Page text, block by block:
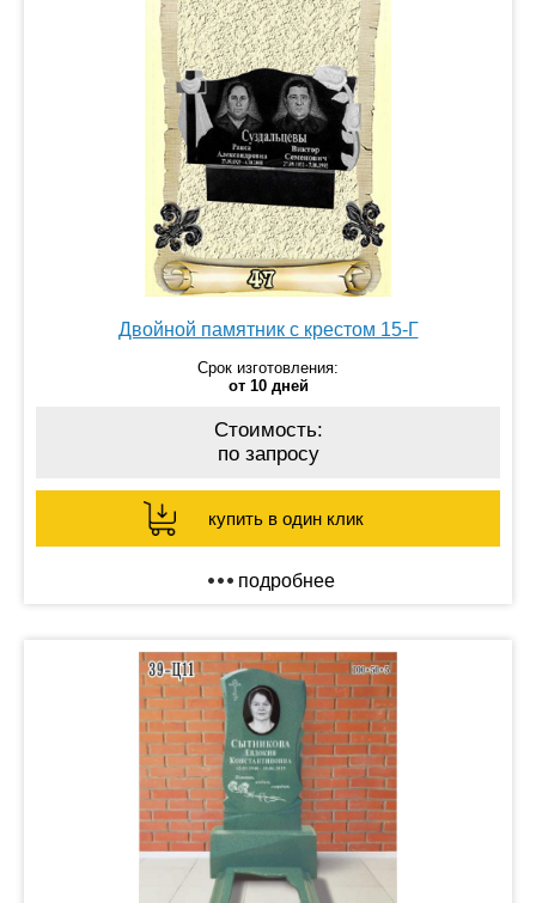
Двойной памятник с крестом 15-Г
Срок изготовления:
от 10 дней
Стоимость:
по запросу
купить в один клик
подробнее